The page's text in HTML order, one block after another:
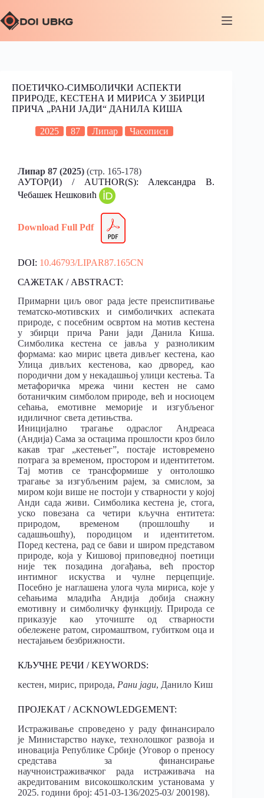
ПОЕТИЧКО-СИМБОЛИЧКИ АСПЕКТИ
ПРИРОДЕ, КЕСТЕНА И МИРИСА У ЗБИРЦИ
ПРИЧА „РАНИ ЈАДИ“ ДАНИЛА КИША
2025 87 Липар Часописи
Липар 87 (2025) (стр. 165-178)
АУТОР(И) / AUTHOR(S): Александра В.
Чебашек Нешковић
Download Full Pdf
DOI: 10.46793/LIPAR87.165CN
САЖЕТАК / ABSTRACT:
Примарни циљ овог рада јесте преиспитивање
тематско-мотивских и симболичких аспеката
природе, с посебним освртом на мотив кестена
у збирци прича Рани јади Данила Киша.
Симболика кестена се јавља у разноликим
формама: као мирис цвета дивљег кестена, као
Улица дивљих кестенова, као дрворед, као
породични дом у некадашњој улици кестења. Та
метафоричка мрежа чини кестен не само
ботаничким симболом природе, већ и носиоцем
сећања, емотивне меморије и изгубљеног
идиличног света детињства.
Иницијално трагање одраслог Андреаса
(Андија) Сама за остацима прошлости кроз било
какав траг „кестењег”, постаје истовремено
потрага за временом, простором и идентитетом.
Тај мотив се трансформише у онтолошко
трагање за изгубљеним рајем, за смислом, за
миром који више не постоји у стварности у којој
Анди сада живи. Симболика кестена је, стога,
уско повезана са четири кључна ентитета:
природом, временом (прошлошћу и
садашњошћу), породицом и идентитетом.
Поред кестена, рад се бави и широм представом
природе, која у Кишовој приповедној поетици
није тек позадина догађања, већ простор
интимног искуства и чулне перцепције.
Посебно је наглашена улога чула мириса, које у
сећањима младића Андија добија снажну
емотивну и симболичку функцију. Природа се
приказује као уточиште од стварности
обележене ратом, сиромаштвом, губитком оца и
нестајањем безбрижности.
КЉУЧНЕ РЕЧИ / KEYWORDS:
кестен, мирис, природа, Рани јади, Данило Киш
ПРОЈЕКАТ / ACKNOWLEDGEMENT:
Истраживање спроведено у раду финансирало
је Министарство науке, технолошког развоја и
иновација Републике Србије (Уговор о преносу
средстава за финансирање
научноистраживачког рада истраживача на
акредитованим високошколским установама у
2025. години број: 451-03-136/2025-03/ 200198).